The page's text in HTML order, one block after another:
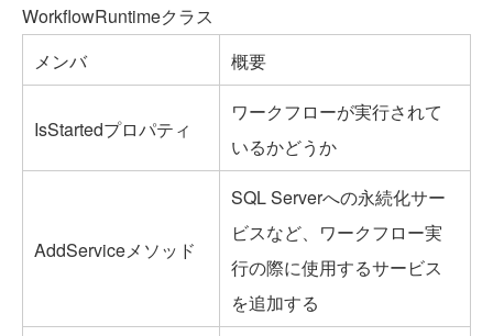
WorkflowRuntimeクラス
メンバ
概要
IsStartedプロパティ
ワークフローが実行されて
いるかどうか
AddServiceメソッド
SQL Serverへの永続化サー
ビスなど、ワークフロー実
行の際に使用するサービス
を追加する